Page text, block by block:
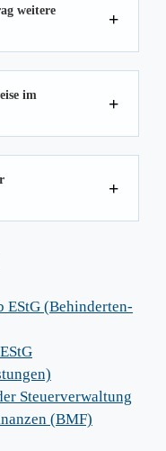
weitere
im
EStG (Behinderten-
Steuerverwaltung
(BMF)